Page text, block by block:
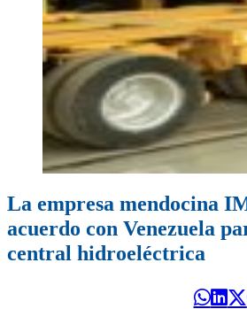
La empresa mendocina
acuerdo con Venezuela
central hidroeléctrica